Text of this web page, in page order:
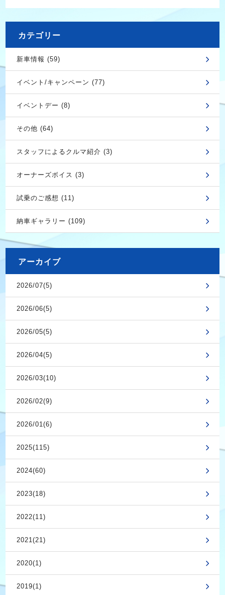
カテゴリー
新車情報 (59)
イベント/キャンペーン (77)
イベントデー (8)
その他 (64)
スタッフによるクルマ紹介 (3)
オーナーズボイス (3)
試乗のご感想 (11)
納車ギャラリー (109)
アーカイブ
2026/07(5)
2026/06(5)
2026/05(5)
2026/04(5)
2026/03(10)
2026/02(9)
2026/01(6)
2025(115)
2024(60)
2023(18)
2022(11)
2021(21)
2020(1)
2019(1)